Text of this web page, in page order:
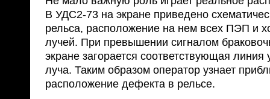
В УДС2-73 на экране приведено
рельса, расположение на нем всех ПЭП и
лучей. При превышении сигналом
экране загорается соответствующая линия
луча. Таким образом оператор узнает
расположение дефекта в рельсе.